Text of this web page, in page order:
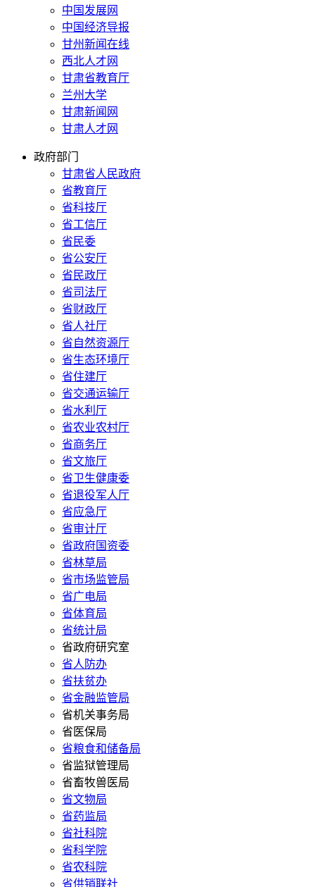
中国发展网
中国经济导报
甘州新闻在线
西北人才网
甘肃省教育厅
兰州大学
甘肃新闻网
甘肃人才网
政府部门
甘肃省人民政府
省教育厅
省科技厅
省工信厅
省民委
省公安厅
省民政厅
省司法厅
省财政厅
省人社厅
省自然资源厅
省生态环境厅
省住建厅
省交通运输厅
省水利厅
省农业农村厅
省商务厅
省文旅厅
省卫生健康委
省退役军人厅
省应急厅
省审计厅
省政府国资委
省林草局
省市场监管局
省广电局
省体育局
省统计局
省政府研究室
省人防办
省扶贫办
省金融监管局
省机关事务局
省医保局
省粮食和储备局
省监狱管理局
省畜牧兽医局
省文物局
省药监局
省社科院
省科学院
省农科院
省供销联社